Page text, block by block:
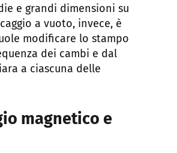
e grandi dimensioni su
a vuoto, invece, è
modificare lo stampo
dei cambi e dal
a ciascuna delle
magnetico e